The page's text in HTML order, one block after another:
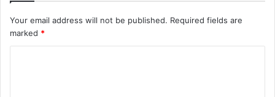
Your email address will not be published. Required fields are
marked *